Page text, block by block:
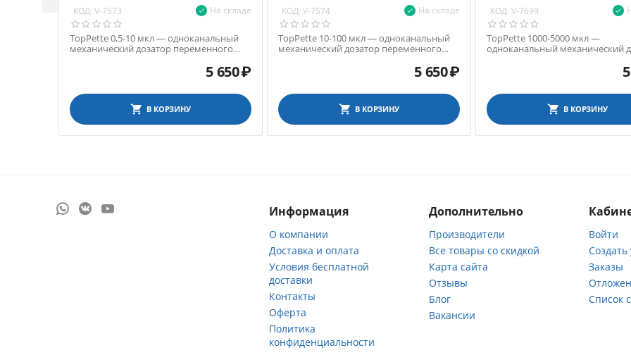
КОД: V-7573 На складе
TopPette 0,5-10 мкл — одноканальный
механический дозатор переменного
5 650₽
В КОРЗИНУ
КОД: V-7574 На складе
TopPette 10-100 мкл — одноканальный
механический дозатор переменного
5 650₽
В КОРЗИНУ
КОД: V-7699
TopPette 1000-5000 мкл —
одноканальный механический
В КОРЗИНУ
Информация
О компании
Доставка и оплата
Условия бесплатной
доставки
Контакты
Оферта
Политика
конфиденциальности
Дополнительно
Производители
Все товары со скидкой
Карта сайта
Отзывы
Блог
Вакансии
Войти
Заказы
Список